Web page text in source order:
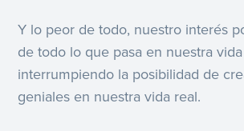
Y lo peor de todo, nuestro interés
de todo lo que pasa en nuestra
interrumpiendo la posibilidad de
geniales en nuestra vida real.